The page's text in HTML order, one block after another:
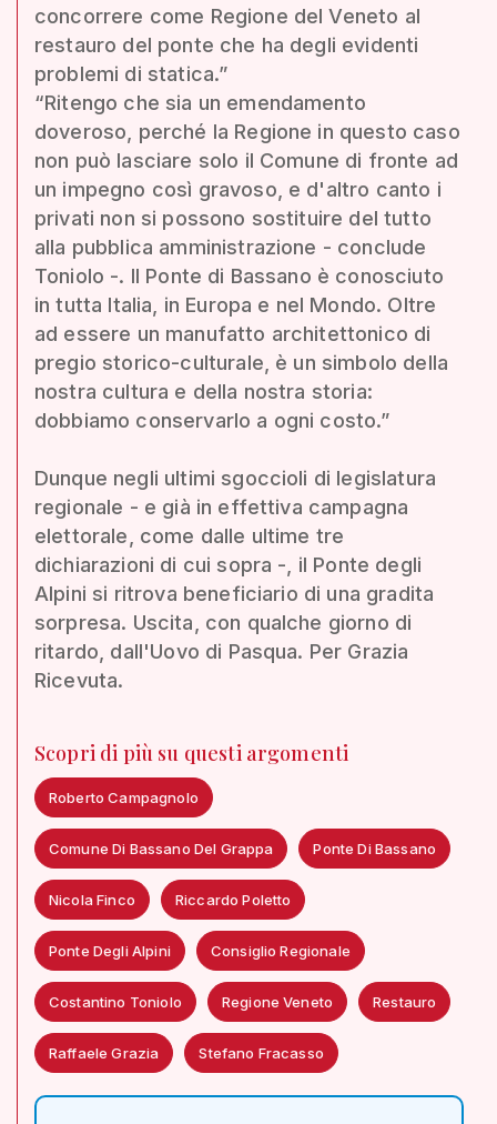
concorrere come Regione del Veneto al
restauro del ponte che ha degli evidenti
problemi di statica.”
“Ritengo che sia un emendamento
doveroso, perché la Regione in questo caso
non può lasciare solo il Comune di fronte ad
un impegno così gravoso, e d'altro canto i
privati non si possono sostituire del tutto
alla pubblica amministrazione - conclude
Toniolo -. Il Ponte di Bassano è conosciuto
in tutta Italia, in Europa e nel Mondo. Oltre
ad essere un manufatto architettonico di
pregio storico-culturale, è un simbolo della
nostra cultura e della nostra storia:
dobbiamo conservarlo a ogni costo.”
Dunque negli ultimi sgoccioli di legislatura
regionale - e già in effettiva campagna
elettorale, come dalle ultime tre
dichiarazioni di cui sopra -, il Ponte degli
Alpini si ritrova beneficiario di una gradita
sorpresa. Uscita, con qualche giorno di
ritardo, dall'Uovo di Pasqua. Per Grazia
Ricevuta.
Scopri di più su questi argomenti
Roberto Campagnolo
Comune Di Bassano Del Grappa Ponte Di Bassano
Nicola Finco Riccardo Poletto
Ponte Degli Alpini Consiglio Regionale
Costantino Toniolo Regione Veneto Restauro
Raffaele Grazia Stefano Fracasso